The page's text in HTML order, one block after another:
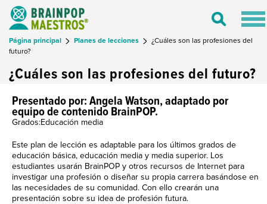
Toggle
Página principal Planes de lecciones
¿Cuáles son las profesiones del
futuro?
¿Cuáles son las profesiones del futuro?
Presentado por: Angela Watson, adaptado por
equipo de contenido BrainPOP.
Grados:Educación media
Este plan de lección es adaptable para los últimos grados de
educación básica, educación media y media superior. Los
estudiantes usarán BrainPOP y otros recursos de Internet para
investigar una profesión o diseñar su propia carrera basándose en
las necesidades de su comunidad. Con ello crearán una
presentación sobre su idea de profesión futura.